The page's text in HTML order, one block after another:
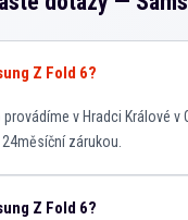
Z Fold 6?
v Hradci Králové
zárukou.
Z Fold 6?